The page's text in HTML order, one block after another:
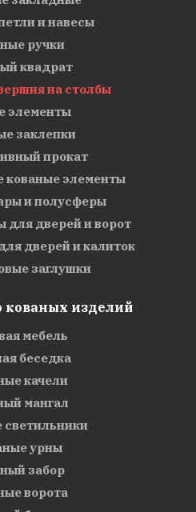
и навесы
ручки
квадрат
на столбы
элементы
заклепки
прокат
кованые элементы
и полусферы
для дверей и ворот
дверей и калиток
заглушки
кованых изделий
мебель
беседка
качели
мангал
светильники
урны
забор
ворота